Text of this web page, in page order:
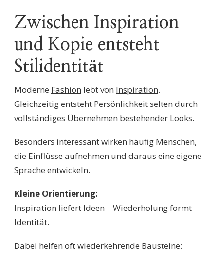
Zwischen Inspiration
und Kopie entsteht
Stilidentität
Moderne Fashion lebt von Inspiration.
Gleichzeitig entsteht Persönlichkeit selten durch
vollständiges Übernehmen bestehender Looks.
Besonders interessant wirken häufig Menschen,
die Einflüsse aufnehmen und daraus eine eigene
Sprache entwickeln.
Kleine Orientierung:
Inspiration liefert Ideen – Wiederholung formt
Identität.
Dabei helfen oft wiederkehrende Bausteine: